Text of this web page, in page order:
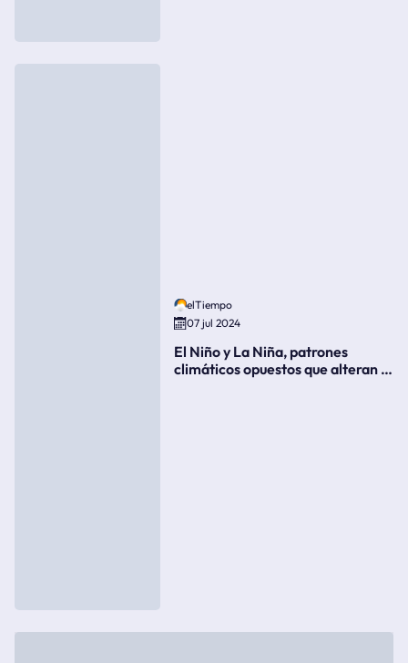
elTiempo
07 jul 2024
El Niño y La Niña, patrones
climáticos opuestos que alteran la